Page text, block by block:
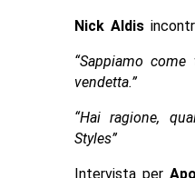
Nick Aldis
“Sappiamo
vendetta.”
“Hai ragione,
Styles”
Intervista per